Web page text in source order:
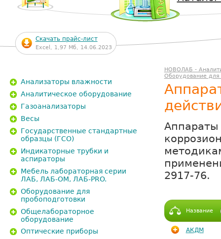
Скачать прайс-лист
Excel, 1,97 Мб, 14.06.2023
НОВОЛАБ -
Оборудование
Аппараты
2917-76.
Название
АКДМ
Анализаторы влажности
Аналитическое оборудование
Газоанализаторы
Весы
Государственные стандартные
образцы (ГСО)
Индикаторные трубки и
аспираторы
Мебель лабораторная серии
ЛАБ, ЛАБ-ОМ, ЛАБ-PRO.
Оборудование для
пробоподготовки
Общелабораторное
оборудование
Оптические приборы